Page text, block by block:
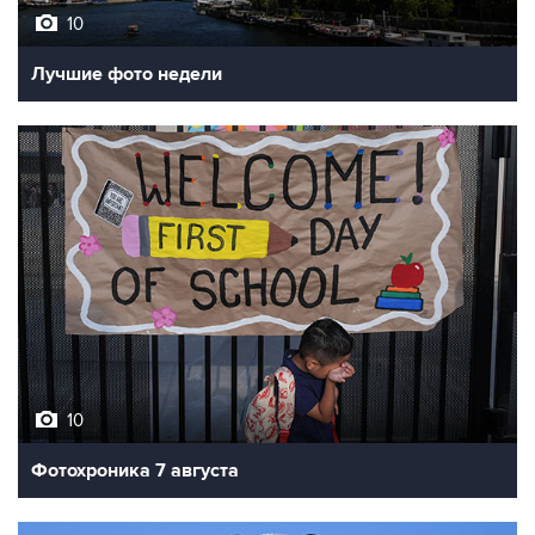
10
Лучшие фото недели
10
Фотохроника 7 августа